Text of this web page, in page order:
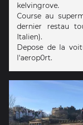
kelvingrove.
Course au
dernier restau
Italien).
Depose de la
l'aerop0rt.